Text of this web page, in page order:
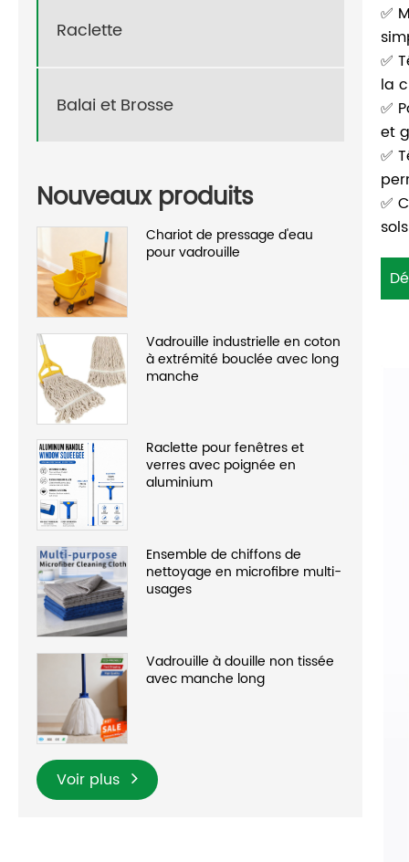
Raclette
Balai et Brosse
Nouveaux produits
Chariot de pressage d'eau
pour vadrouille
Vadrouille industrielle en coton
à extrémité bouclée avec long
manche
Raclette pour fenêtres et
verres avec poignée en
aluminium
Ensemble de chiffons de
nettoyage en microfibre multi-
usages
Vadrouille à douille non tissée
avec manche long
Voir plus
✅
✅
la
✅
et
✅
✅